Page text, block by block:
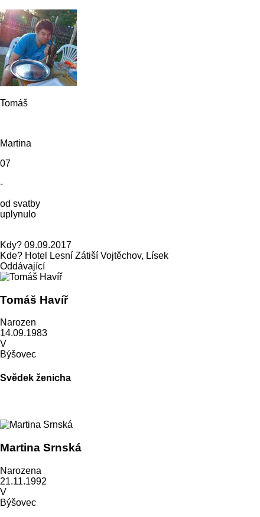
Tomáš
Martina
07
-
od svatby
uplynulo
Kdy? 09.09.2017
Kde? Hotel Lesní Zátiší Vojtěchov, Lísek
Oddávající
Tomáš Havíř
Narozen
14.09.1983
V
Býšovec
Svědek ženicha
Martina Srnská
Narozena
21.11.1992
V
Býšovec